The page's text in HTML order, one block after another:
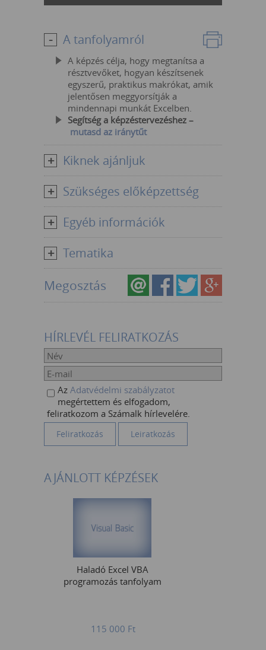
A tanfolyamról
A képzés célja, hogy megtanítsa a
résztvevőket, hogyan készítsenek
egyszerű, praktikus makrókat, amik
jelentősen meggyorsítják a
mindennapi munkát Excelben.
Segítség a képzéstervezéshez –
mutasd az iránytűt
Kiknek ajánljuk
Szükséges előképzettség
Egyéb információk
Tematika
Megosztás
HÍRLEVÉL FELIRATKOZÁS
Az Adatvédelmi szabályzatot
megértettem és elfogadom,
feliratkozom a Számalk hírlevelére.
AJÁNLOTT KÉPZÉSEK
Haladó Excel VBA
programozás tanfolyam
115 000 Ft